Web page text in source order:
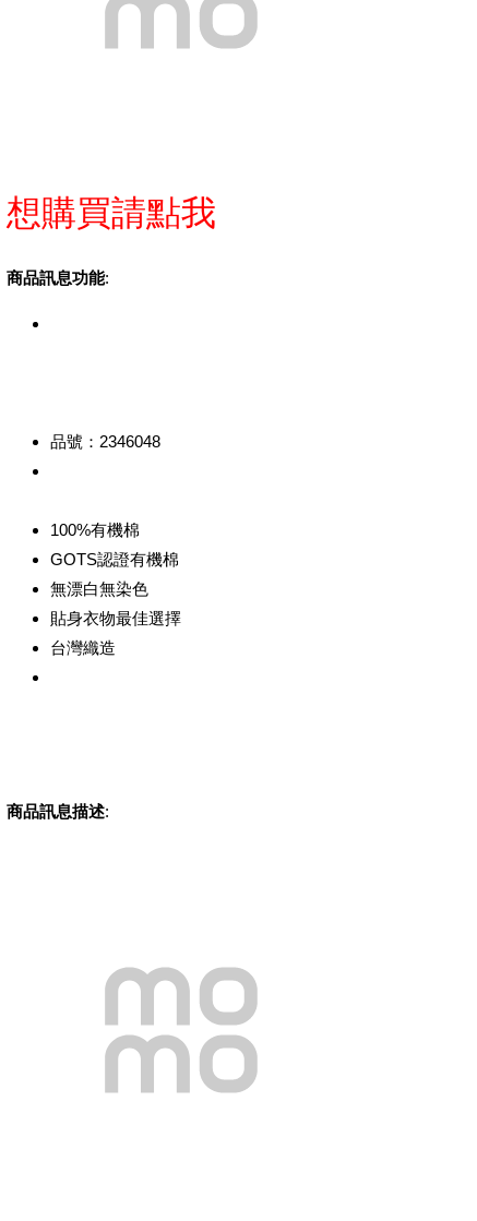
想購買請點我
商品訊息功能:
品號：2346048
100%有機棉
GOTS認證有機棉
無漂白無染色
貼身衣物最佳選擇
台灣織造
商品訊息描述: